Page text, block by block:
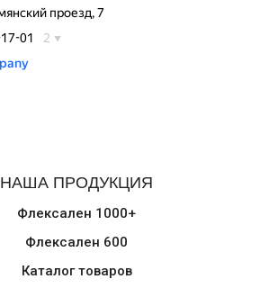
НАША ПРОДУКЦИЯ
Флексален 1000+
Флексален 600
Каталог товаров